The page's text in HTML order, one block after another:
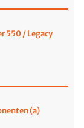
550 / Legacy
(a)